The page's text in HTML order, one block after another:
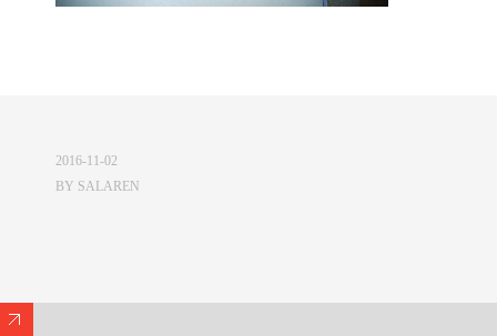
2016-11-02
BY SALAREN